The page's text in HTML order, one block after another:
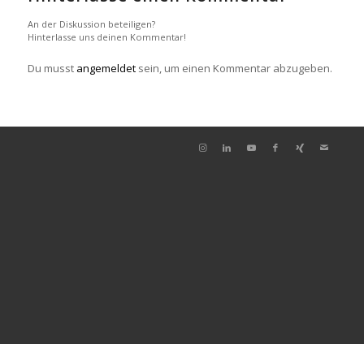
An der Diskussion beteiligen?
Hinterlasse uns deinen Kommentar!
Du musst angemeldetsein, um einen Kommentar abzugeben.